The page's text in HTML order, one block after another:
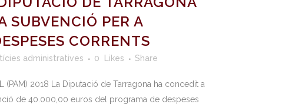
SUBVENCIÓ PER A
CORRENTS
administratives 0 Likes Share
(PAM) 2018 La Diputació de Tarragona ha concedit a
de 40.000,00 euros del programa de despeses